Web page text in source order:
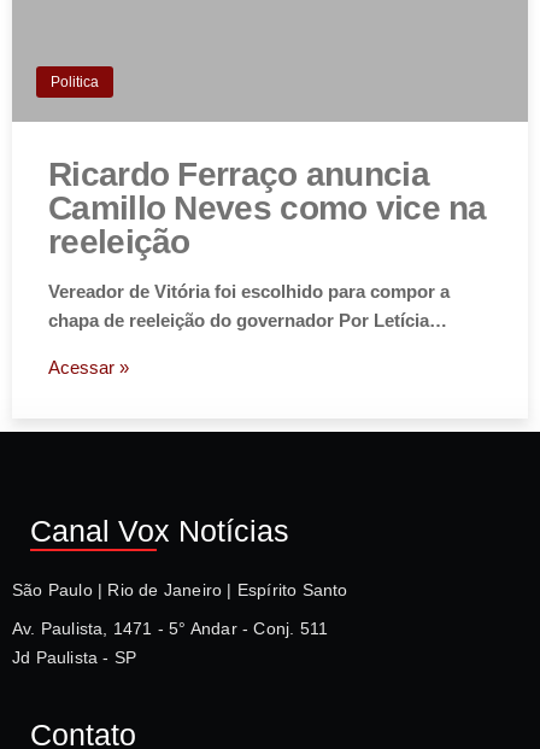
Politica
Ricardo Ferraço anuncia
Camillo Neves como vice na
reeleição
Vereador de Vitória foi escolhido para compor a
chapa de reeleição do governador Por Letícia…
Acessar »
Canal Vox Notícias
São Paulo | Rio de Janeiro | Espírito Santo
Av. Paulista, 1471 - 5° Andar - Conj. 511
Jd Paulista - SP
Contato